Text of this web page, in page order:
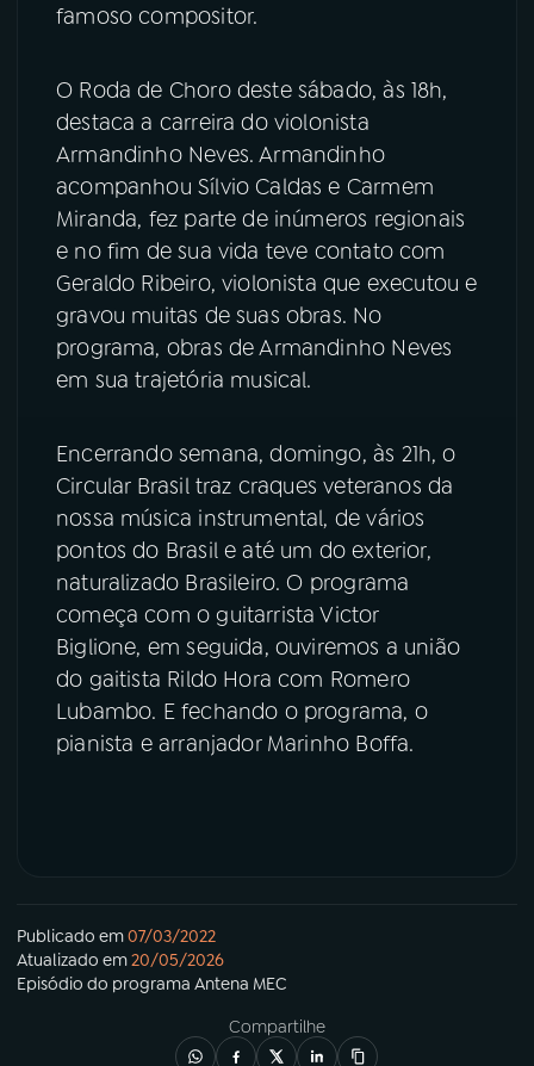
famoso compositor.
O Roda de Choro deste sábado, às 18h,
destaca a carreira do violonista
Armandinho Neves. Armandinho
acompanhou Sílvio Caldas e Carmem
Miranda, fez parte de inúmeros regionais
e no fim de sua vida teve contato com
Geraldo Ribeiro, violonista que executou e
gravou muitas de suas obras. No
programa, obras de Armandinho Neves
em sua trajetória musical.
Encerrando semana, domingo, às 21h, o
Circular Brasil traz craques veteranos da
nossa música instrumental, de vários
pontos do Brasil e até um do exterior,
naturalizado Brasileiro. O programa
começa com o guitarrista Victor
Biglione, em seguida, ouviremos a união
do gaitista Rildo Hora com Romero
Lubambo. E fechando o programa, o
pianista e arranjador Marinho Boffa.
Publicado em07/03/2022
Atualizado em20/05/2026
Episódio do programa Antena MEC
Compartilhe